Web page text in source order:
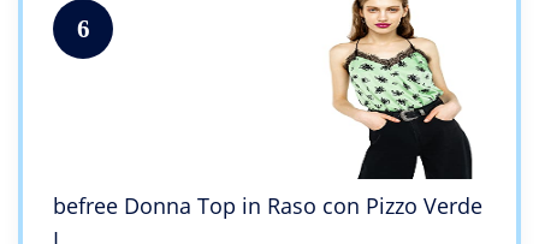
6
befree Donna Top in Raso con Pizzo Verde